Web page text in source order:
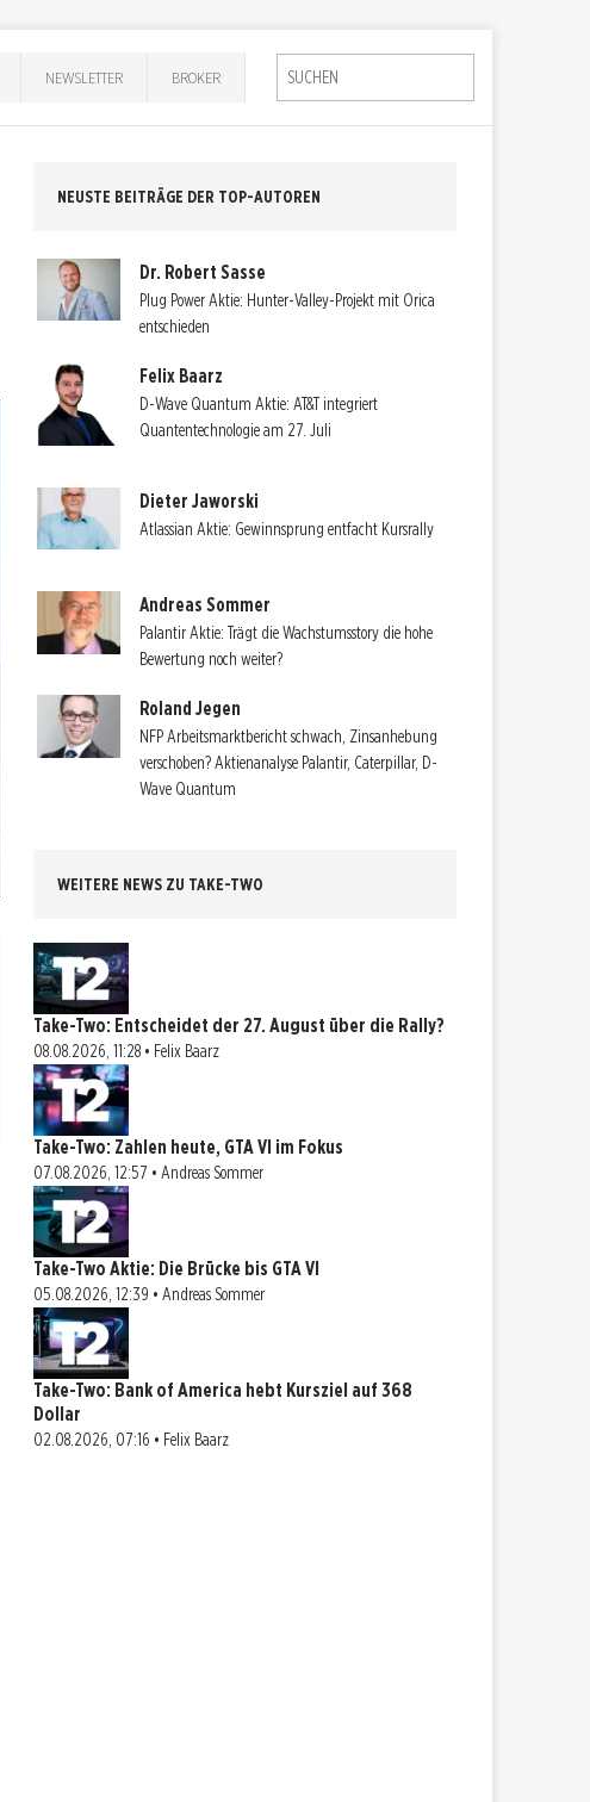
NEWSLETTER BROKER
NEUSTE BEITRÄGE DER TOP-AUTOREN
Dr. Robert Sasse
Plug Power Aktie: Hunter-Valley-Projekt mit Orica
entschieden
Felix Baarz
D-Wave Quantum Aktie: AT&T integriert
Quantentechnologie am 27. Juli
Dieter Jaworski
Atlassian Aktie: Gewinnsprung entfacht Kursrally
Andreas Sommer
Palantir Aktie: Trägt die Wachstumsstory die hohe
Bewertung noch weiter?
Roland Jegen
NFP Arbeitsmarktbericht schwach, Zinsanhebung
verschoben? Aktienanalyse Palantir, Caterpillar, D-
Wave Quantum
WEITERE NEWS ZU TAKE-TWO
Take-Two: Entscheidet der 27. August über die Rally?
08.08.2026, 11:28 • Felix Baarz
Take-Two: Zahlen heute, GTA VI im Fokus
07.08.2026, 12:57 • Andreas Sommer
Take-Two Aktie: Die Brücke bis GTA VI
05.08.2026, 12:39 • Andreas Sommer
Take-Two: Bank of America hebt Kursziel auf 368
Dollar
02.08.2026, 07:16 • Felix Baarz